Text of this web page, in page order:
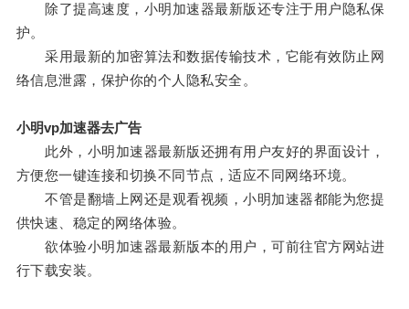
除了提高速度，小明加速器最新版还专注于用户隐私保
护。
采用最新的加密算法和数据传输技术，它能有效防止网
络信息泄露，保护你的个人隐私安全。
小明vp加速器去广告
此外，小明加速器最新版还拥有用户友好的界面设计，
方便您一键连接和切换不同节点，适应不同网络环境。
不管是翻墙上网还是观看视频，小明加速器都能为您提
供快速、稳定的网络体验。
欲体验小明加速器最新版本的用户，可前往官方网站进
行下载安装。